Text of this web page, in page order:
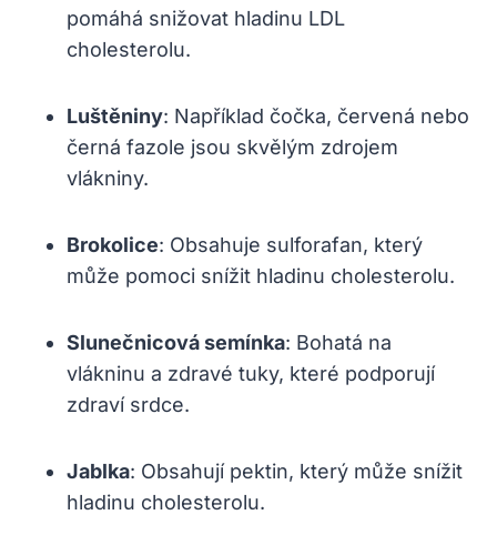
pomáhá snižovat hladinu LDL
cholesterolu.
Luštěniny: Například čočka, červená nebo
černá fazole jsou skvělým zdrojem
vlákniny.
Brokolice: Obsahuje sulforafan, který
může pomoci snížit hladinu cholesterolu.
Slunečnicová semínka: Bohatá na
vlákninu a zdravé tuky, které podporují
zdraví srdce.
Jablka: Obsahují pektin, který může snížit
hladinu cholesterolu.